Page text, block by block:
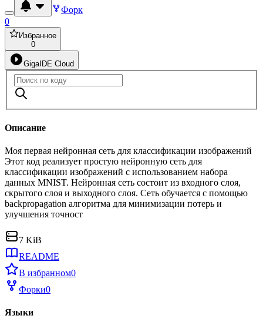
Форк
0
Избранное
0
GigaIDE Cloud
Описание
Моя первая нейронная сеть для классификации изображений
Этот код реализует простую нейронную сеть для
классификации изображений с использованием набора
данных MNIST. Нейронная сеть состоит из входного слоя,
скрытого слоя и выходного слоя. Сеть обучается с помощью
backpropagation алгоритма для минимизации потерь и
улучшения точност
7 KiB
README
В избранном0
Форки0
Языки